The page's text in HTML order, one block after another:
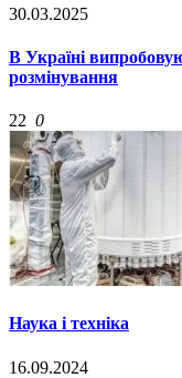
30.03.2025
В Україні
розмінування
22 0
Наука і техніка
16.09.2024